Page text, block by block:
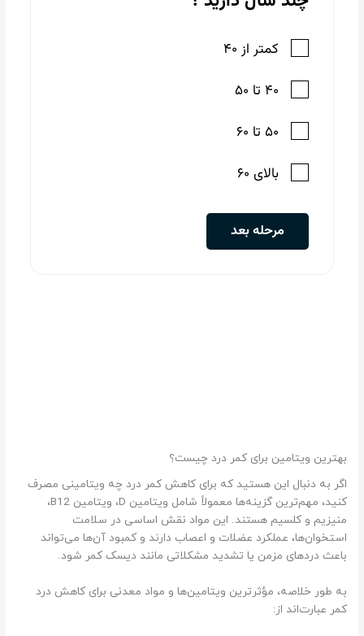
بهترین ویتامین برای کمر درد چیست؟
اگر به دنبال این هستید که برای کاهش کمر درد چه ویتامینی مصرف
کنید، مهم‌ترین گزینه‌ها معمولاً شامل ویتامین D، ویتامین B12،
منیزیم و کلسیم هستند. این مواد نقش اساسی در سلامت
استخوان‌ها، عملکرد عضلات و اعصاب دارند و کمبود آن‌ها می‌تواند
باعث دردهای مزمن یا تشدید مشکلاتی مانند دیسک کمر شود.
به طور خلاصه، مؤثرترین ویتامین‌ها و مواد معدنی برای کاهش درد
کمر عبارت‌اند از: